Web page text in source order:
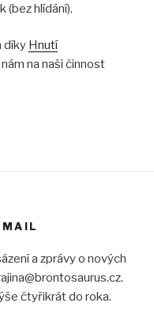
hlídání).
díky Hnutí
na naši činnost
MAIL
a zprávy o nových
čtyřikrát do roka.